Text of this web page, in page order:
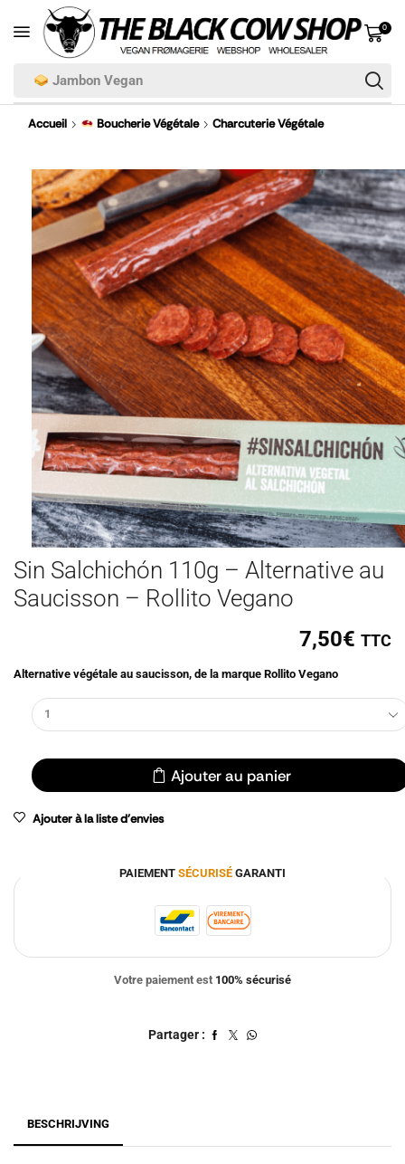
Jambon Vegan
0
Accueil Boucherie Végétale Charcuterie Végétale
Sin Salchichón 110g – Alternative au
Saucisson – Rollito Vegano
7,50€ TTC
Alternative végétale au saucisson, de la marque Rollito Vegano
Ajouter au panier
Ajouter à la liste d'envies
PAIEMENT SÉCURISÉ GARANTI
Votre paiement est 100% sécurisé
Partager :
BESCHRIJVING